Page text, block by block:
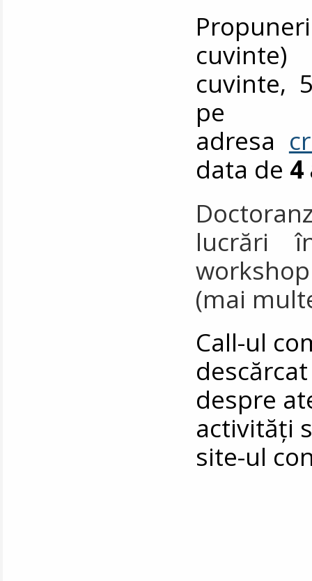
cuvinte,
pe
adresa
data de 4
lucrări
(mai
Call-ul
despre
activități
site-ul